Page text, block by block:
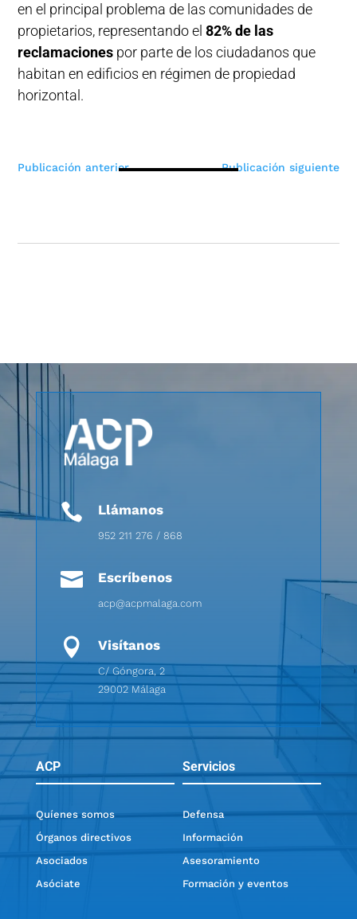
en el principal problema de las comunidades de
propietarios, representando el82% de las
reclamaciones por parte de los ciudadanos que
habitan en edificios en régimen de propiedad
horizontal.
Navegación
Publicación anterior Publicación siguiente
 Llámanos
952 211 276 / 868
 Escríbenos
acp@acpmalaga.com
 Visítanos
C/ Góngora, 2
29002 Málaga
ACP Servicios
Quíenes somos
Órganos directivos
Asociados
Asóciate
Defensa
Información
Asesoramiento
Formación y eventos